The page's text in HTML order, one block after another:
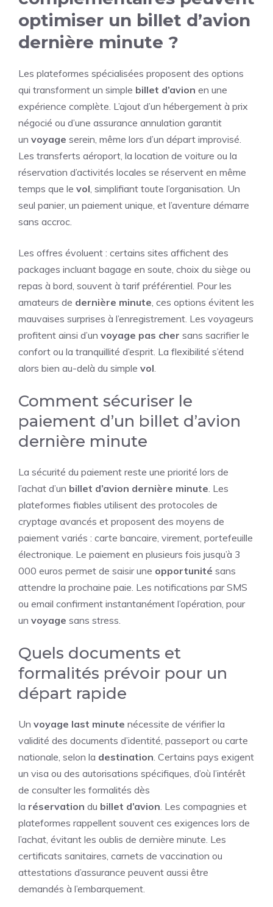
optimiser un billet d’avion
dernière minute ?
Les plateformes spécialisées proposent des options
qui transforment un simple billet d’avion en une
expérience complète. L’ajout d’un hébergement à prix
négocié ou d’une assurance annulation garantit
un voyage serein, même lors d’un départ improvisé.
Les transferts aéroport, la location de voiture ou la
réservation d’activités locales se réservent en même
temps que le vol , simplifiant toute l’organisation. Un
seul panier, un paiement unique, et l’aventure démarre
sans accroc.
Les offres évoluent : certains sites affichent des
packages incluant bagage en soute, choix du siège ou
repas à bord, souvent à tarif préférentiel. Pour les
amateurs de dernière minute , ces options évitent les
mauvaises surprises à l’enregistrement. Les voyageurs
profitent ainsi d’un voyage pas cher sans sacrifier le
confort ou la tranquillité d’esprit. La flexibilité s’étend
alors bien au-delà du simple vol
Comment sécuriser le
paiement d’un billet d’avion
dernière minute
La sécurité du paiement reste une priorité lors de
l’achat d’un billet d’avion dernière minute . Les
plateformes fiables utilisent des protocoles de
cryptage avancés et proposent des moyens de
paiement variés : carte bancaire, virement, portefeuille
électronique. Le paiement en plusieurs fois jusqu’à 3
000 euros permet de saisir une opportunité sans
attendre la prochaine paie. Les notifications par SMS
ou email confirment instantanément l’opération, pour
un voyage sans stress.
Quels documents et
formalités prévoir pour un
départ rapide
Un voyage last minute nécessite de vérifier la
validité des documents d’identité, passeport ou carte
nationale, selon la destination . Certains pays exigent
un visa ou des autorisations spécifiques, d’où l’intérêt
de consulter les formalités dès
la réservation du billet d’avion . Les compagnies et
plateformes rappellent souvent ces exigences lors de
l’achat, évitant les oublis de dernière minute. Les
certificats sanitaires, carnets de vaccination ou
attestations d’assurance peuvent aussi être
demandés à l’embarquement.